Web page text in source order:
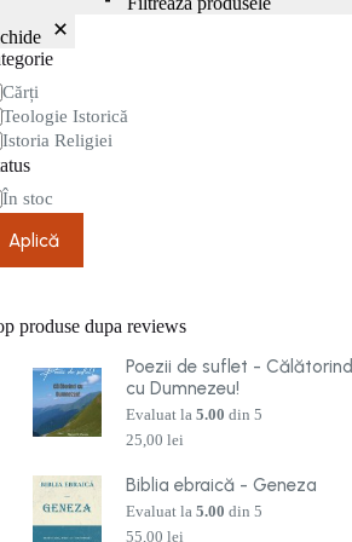
Cărți
Teologie Istorică
Istoria Religiei
În stoc
Aplică
produse dupa reviews
Poezii de suflet - Călătorind
cu Dumnezeu!
Evaluat la5.00 din 5
25,00lei
Biblia ebraică - Geneza
Evaluat la5.00 din 5
55,00lei